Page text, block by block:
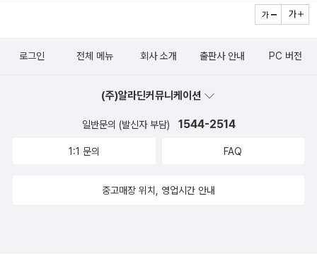
로그인 전체 메뉴 회사 소개 출판사 안내 PC 버전
(주)알라딘커뮤니케이션
일반문의 (발신자 부담) 1544-2514
1:1 문의 FAQ
중고매장 위치, 영업시간 안내